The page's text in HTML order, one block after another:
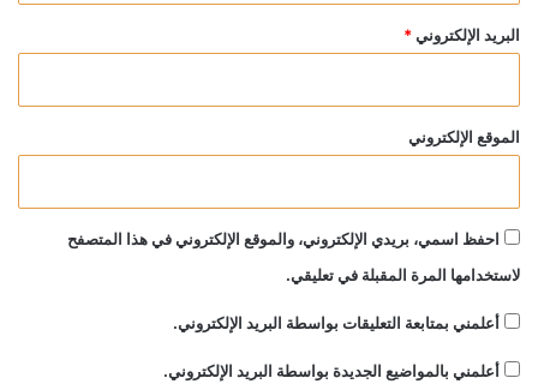
البريد الإلكتروني *
الموقع الإلكتروني
احفظ اسمي، بريدي الإلكتروني، والموقع الإلكتروني في هذا المتصفح
لاستخدامها المرة المقبلة في تعليقي.
أعلمني بمتابعة التعليقات بواسطة البريد الإلكتروني.
أعلمني بالمواضيع الجديدة بواسطة البريد الإلكتروني.